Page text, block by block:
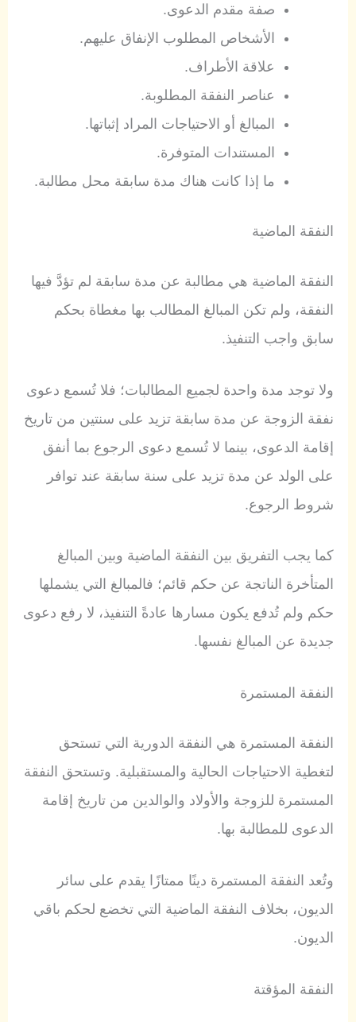
صفة مقدم الدعوى.
الأشخاص المطلوب الإنفاق عليهم.
علاقة الأطراف.
عناصر النفقة المطلوبة.
المبالغ أو الاحتياجات المراد إثباتها.
المستندات المتوفرة.
ما إذا كانت هناك مدة سابقة محل مطالبة.
النفقة الماضية
النفقة الماضية هي مطالبة عن مدة سابقة لم تؤدَّ فيها
النفقة، ولم تكن المبالغ المطالب بها مغطاة بحكم
سابق واجب التنفيذ.
ولا توجد مدة واحدة لجميع المطالبات؛ فلا تُسمع دعوى
نفقة الزوجة عن مدة سابقة تزيد على سنتين من تاريخ
إقامة الدعوى، بينما لا تُسمع دعوى الرجوع بما أنفق
على الولد عن مدة تزيد على سنة سابقة عند توافر
شروط الرجوع.
كما يجب التفريق بين النفقة الماضية وبين المبالغ
المتأخرة الناتجة عن حكم قائم؛ فالمبالغ التي يشملها
حكم ولم تُدفع يكون مسارها عادةً التنفيذ، لا رفع دعوى
جديدة عن المبالغ نفسها.
النفقة المستمرة
النفقة المستمرة هي النفقة الدورية التي تستحق
لتغطية الاحتياجات الحالية والمستقبلية. وتستحق النفقة
المستمرة للزوجة والأولاد والوالدين من تاريخ إقامة
الدعوى للمطالبة بها.
وتُعد النفقة المستمرة دينًا ممتازًا يقدم على سائر
الديون، بخلاف النفقة الماضية التي تخضع لحكم باقي
الديون.
النفقة المؤقتة